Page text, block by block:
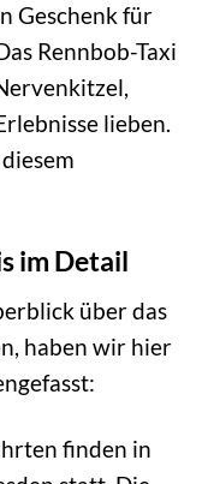
Geschenk für
Rennbob-Taxi
lieben.
im Detail
über das
haben wir hier
finden in